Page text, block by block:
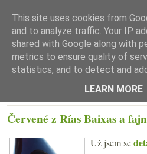
☰ Menu
Červené z Rías Baixas a
Už jsem se
This site uses cookies from
and to analyze traffic. Your IP
shared with Google along with
metrics to ensure quality of
statistics, and to detect and
LEARN MORE